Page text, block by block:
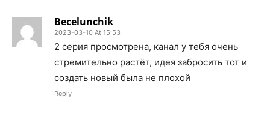
Becelunchik
2023-03-10 At 15:53
2 серия просмотрена, канал у тебя очень
стремительно растёт, идея забросить тот и
создать новый была не плохой
Reply